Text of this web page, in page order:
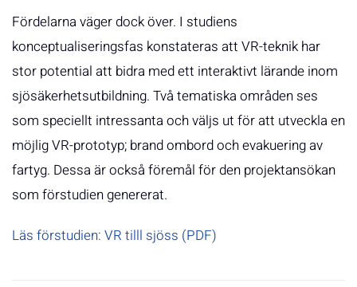
Fördelarna väger dock över. I studiens
konceptualiseringsfas konstateras att VR-teknik har
stor potential att bidra med ett interaktivt lärande inom
sjösäkerhetsutbildning. Två tematiska områden ses
som speciellt intressanta och väljs ut för att utveckla en
möjlig VR-prototyp; brand ombord och evakuering av
fartyg. Dessa är också föremål för den projektansökan
som förstudien genererat.
Läs förstudien: VR tilll sjöss (PDF)